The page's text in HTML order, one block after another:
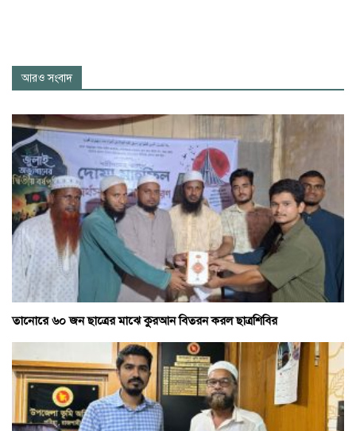
আরও সংবাদ
তানোরে ৬০ জন ছাত্রের মাঝে কুরআন বিতরন করল ছাত্রশিবির